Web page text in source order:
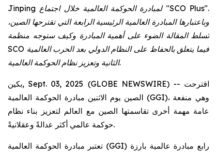
Jinping لمبادرة الحوكمة العالمية خلال اجتماع "SCO Plus".
وباعتبارها المبادرة العالمية الرئيسية الرابعة التي تقترحها الصين،
تُسلط المقالة الضوء على أهمية المبادرة وكيف ستوجه منظمة
SCO فيما يتعلق بالحفاظ على النظام الدولي بعد الحرب العالمية
الثانية وتعزيز نظام الحوكمة العالمية.
بكين, Sept. 03, 2025 (GLOBE NEWSWIRE) -- اقترحت
الصين يوم الاثنين مبادرة الحوكمة العالمية (GGI)، وهي منفعة
عامة مهمة أخرى تقاسمتها الصين مع العالم لتعزيز بناء نظام
حوكمة عالمي أكثر عدالةً وعقلانيةً.
تعتبر مبادرة الحوكمة العالمية (GGI) رابع مبادرة عالمية بارزة